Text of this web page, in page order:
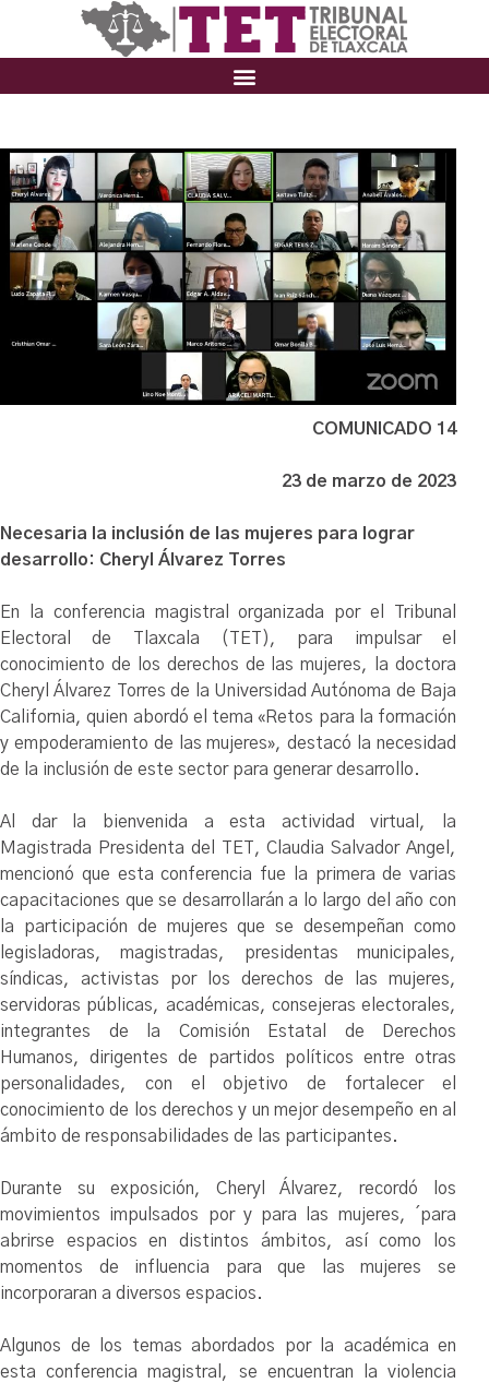
COMUNICADO 14
23 de marzo de 2023
Necesaria la inclusión de las mujeres para lograr
desarrollo: Cheryl Álvarez Torres
En la conferencia magistral organizada por el Tribunal
Electoral de Tlaxcala (TET), para impulsar el
conocimiento de los derechos de las mujeres, la doctora
Cheryl Álvarez Torres de la Universidad Autónoma de Baja
California, quien abordó el tema «Retos para la formación
y empoderamiento de las mujeres», destacó la necesidad
de la inclusión de este sector para generar desarrollo.
Al dar la bienvenida a esta actividad virtual, la
Magistrada Presidenta del TET, Claudia Salvador Angel,
mencionó que esta conferencia fue la primera de varias
capacitaciones que se desarrollarán a lo largo del año con
la participación de mujeres que se desempeñan como
legisladoras, magistradas, presidentas municipales,
síndicas, activistas por los derechos de las mujeres,
servidoras públicas, académicas, consejeras electorales,
integrantes de la Comisión Estatal de Derechos
Humanos, dirigentes de partidos políticos entre otras
personalidades, con el objetivo de fortalecer el
conocimiento de los derechos y un mejor desempeño en al
ámbito de responsabilidades de las participantes.
Durante su exposición, Cheryl Álvarez, recordó los
movimientos impulsados por y para las mujeres, ´para
abrirse espacios en distintos ámbitos, así como los
momentos de influencia para que las mujeres se
incorporaran a diversos espacios.
Algunos de los temas abordados por la académica en
esta conferencia magistral, se encuentran la violencia